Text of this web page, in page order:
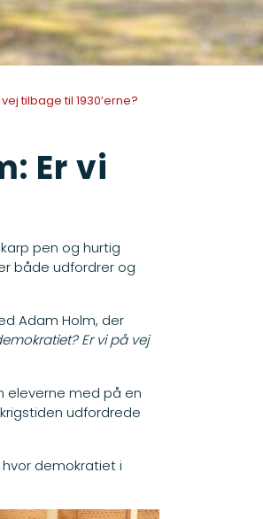
tilbage til 1930’erne?
Er vi
pen og hurtig
både udfordrer og
Adam Holm, der
Er vi på vej
eleverne med på en
udfordrede
demokratiet i